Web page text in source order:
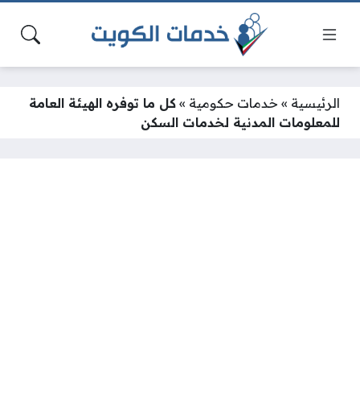
الرئيسية » خدمات حكومية » كل ما توفره الهيئة العامة
للمعلومات المدنية لخدمات السكن